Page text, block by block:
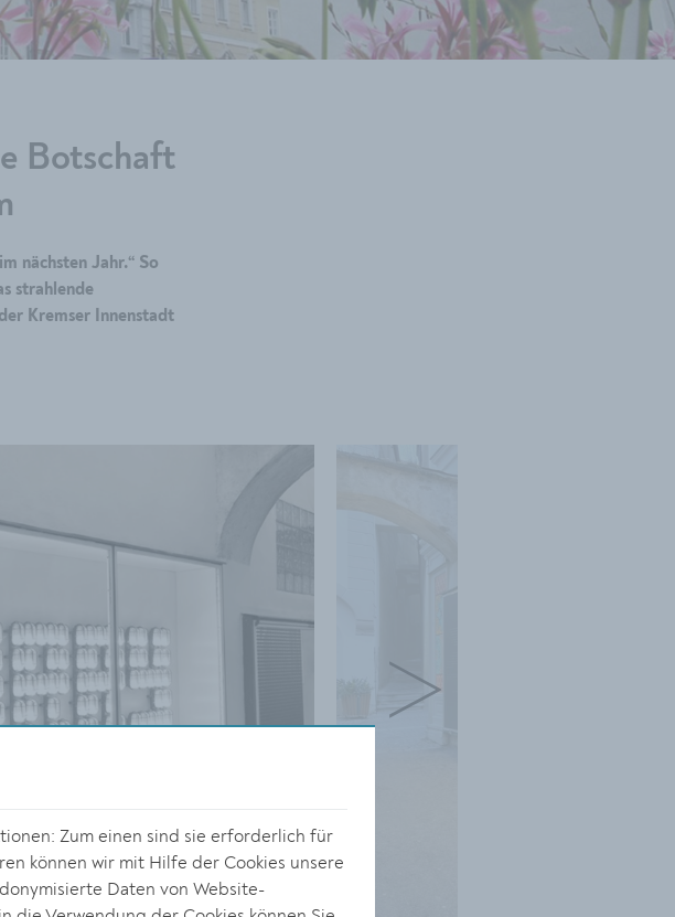
Botschaft
nächsten Jahr.“ So
strahlende
Kremser Innenstadt
Zum einen sind sie erforderlich für
können wir mit Hilfe der Cookies unsere
Daten von Website-